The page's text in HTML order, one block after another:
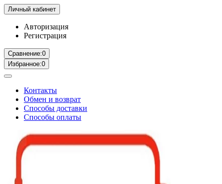
Личный кабинет
Авторизация
Регистрация
Сравнение:0
Избранное:0
Контакты
Обмен и возврат
Способы доставки
Способы оплаты